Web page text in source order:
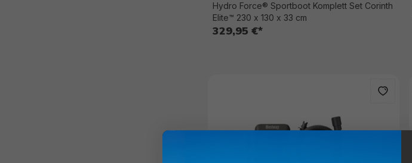
Hydro Force® Sportboot Komplett Set Corinth
Elite™ 230 x 130 x 33 cm
329,95 €*